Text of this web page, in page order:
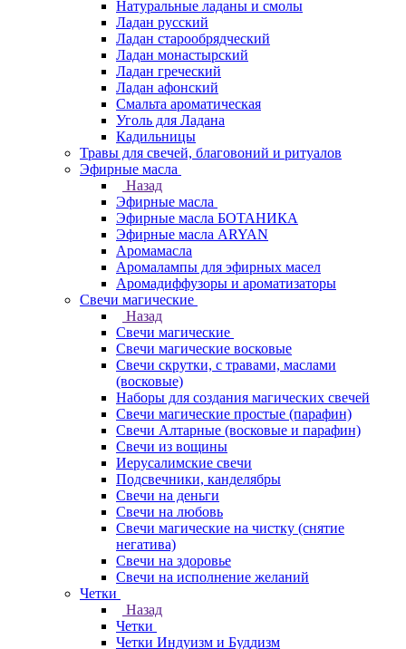
Натуральные ладаны и смолы
Ладан русский
Ладан старообрядческий
Ладан монастырский
Ладан греческий
Ладан афонский
Смальта ароматическая
Уголь для Ладана
Кадильницы
Травы для свечей, благовоний и ритуалов
Эфирные масла
Назад
Эфирные масла
Эфирные масла БОТАНИКА
Эфирные масла ARYAN
Аромамасла
Аромалампы для эфирных масел
Аромадиффузоры и ароматизаторы
Свечи магические
Назад
Свечи магические
Свечи магические восковые
Свечи скрутки, с травами, маслами
(восковые)
Наборы для создания магических свечей
Свечи магические простые (парафин)
Свечи Алтарные (восковые и парафин)
Свечи из вощины
Иерусалимские свечи
Подсвечники, канделябры
Свечи на деньги
Свечи на любовь
Свечи магические на чистку (снятие
негатива)
Свечи на здоровье
Свечи на исполнение желаний
Четки
Назад
Четки
Четки Индуизм и Буддизм